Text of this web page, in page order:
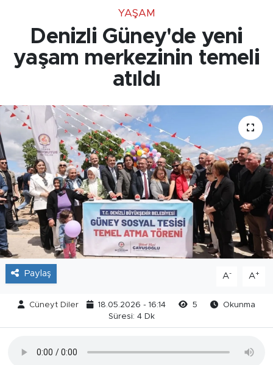
YAŞAM
Denizli Güney'de yeni
yaşam merkezinin temeli
atıldı
Paylaş A- A+
Cüneyt Diler 18.05.2026 - 16:14 5
Okunma
Süresi: 4 Dk